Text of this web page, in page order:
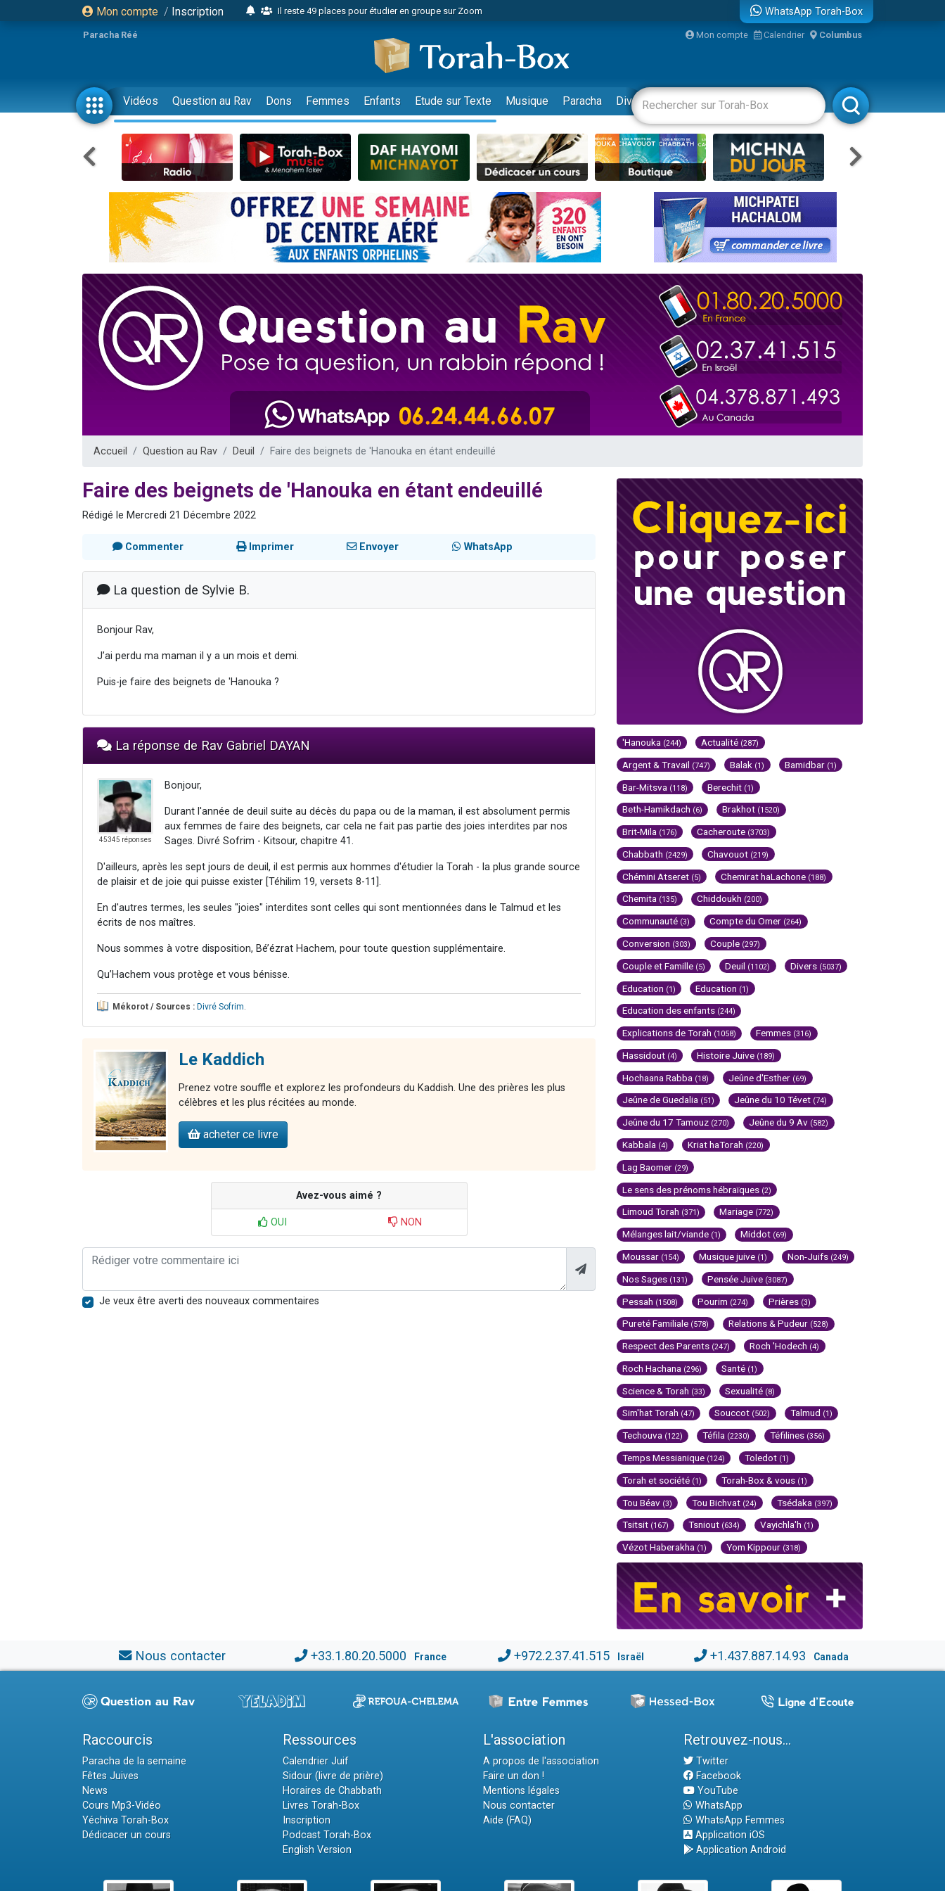
Mon compte / Inscription
Il reste 49 places pour étudier en groupe sur Zoom
2 personnes viennent de nous rejoindre sur WhatsApp
6 personnes viennent de nous rejoindre sur WhatsApp
4 personnes viennent de faire un don pour Reloger Rivka, 6 enfants, victime de violences...
2 personnes viennent de faire un don pour 1 Journée de Vacances Pour les Enfants
17 personnes viennent de demander une bénédiction
4 personnes viennent de nous rejoindre sur WhatsApp
Il reste 49 places pour étudier en groupe sur Zoom
Eva vient de donner son Maasser
4 personnes viennent de nous rejoindre sur WhatsApp
3 personnes viennent de nous rejoindre sur WhatsApp
Odaya vient de donner son Maasser
3 personnes viennent de faire un don pour 5 jours de vacances aux Orphelins
2 personnes viennent de nous rejoindre sur WhatsApp
13 personnes viennent de demander une bénédiction
Il reste 49 places pour étudier en groupe sur Zoom
12 nouvelles musiques dans Torah-Box Music
29 personnes viennent de demander une bénédiction
WhatsApp Torah-Box
Paracha Réé Mon compte Calendrier Columbus
Vidéos Question au Rav Dons Femmes Enfants Etude sur Texte Musique Paracha Divertissements Livres Rabbanim
Accueil Question au Rav Deuil Faire des beignets de 'Hanouka en étant endeuillé
Faire des beignets de 'Hanouka en étant endeuillé
Rédigé le Mercredi 21 Décembre 2022
Commenter Imprimer Envoyer WhatsApp
La question de Sylvie B.
Bonjour Rav,
J’ai perdu ma maman il y a un mois et demi.
Puis-je faire des beignets de 'Hanouka ?
La réponse de Rav Gabriel DAYAN
45345 réponses
Bonjour,
Durant l'année de deuil suite au décès du papa ou de la maman, il est absolument permis
aux femmes de faire des beignets, car cela ne fait pas partie des joies interdites par nos
Sages. Divré Sofrim - Kitsour, chapitre 41.
D'ailleurs, après les sept jours de deuil, il est permis aux hommes d'étudier la Torah - la plus grande source
de plaisir et de joie qui puisse exister [Téhilim 19, versets 8-11].
En d'autres termes, les seules "joies" interdites sont celles qui sont mentionnées dans le Talmud et les
écrits de nos maîtres.
Nous sommes à votre disposition, Bé’ézrat Hachem, pour toute question supplémentaire.
Qu’Hachem vous protège et vous bénisse.
Mékorot / Sources : Divré Sofrim
Le Kaddich
Prenez votre souffle et explorez les profondeurs du Kaddish. Une des prières les plus
célèbres et les plus récitées au monde.
acheter ce livre
Avez-vous aimé ?
OUI NON
Je veux être averti des nouveaux commentaires
'Hanouka (244) Actualité (287)
Argent & Travail (747) Balak (1) Bamidbar (1)
Bar-Mitsva (118) Berechit (1)
Beth-Hamikdach (6) Brakhot (1520)
Brit-Mila (176) Cacheroute (3703)
Chabbath (2429) Chavouot (219)
Chémini Atseret (5) Chemirat haLachone (188)
Chemita (135) Chiddoukh (200)
Communauté (3) Compte du Omer (264)
Conversion (303) Couple (297)
Couple et Famille (5) Deuil (1102) Divers (5037)
Education (1) Education (1)
Education des enfants (244)
Explications de Torah (1058) Femmes (316)
Hassidout (4) Histoire Juive (189)
Hochaana Rabba (18) Jeûne d'Esther (69)
Jeûne de Guedalia (51) Jeûne du 10 Tévet (74)
Jeûne du 17 Tamouz (270) Jeûne du 9 Av (582)
Kabbala (4) Kriat haTorah (220)
Lag Baomer (29)
Le sens des prénoms hébraïques (2)
Limoud Torah (371) Mariage (772)
Mélanges lait/viande (1) Middot (69)
Moussar (154) Musique juive (1) Non-Juifs (249)
Nos Sages (131) Pensée Juive (3087)
Pessah (1508) Pourim (274) Prières (3)
Pureté Familiale (578) Relations & Pudeur (528)
Respect des Parents (247) Roch 'Hodech (4)
Roch Hachana (296) Santé (1)
Science & Torah (33) Sexualité (8)
Sim'hat Torah (47) Souccot (502) Talmud (1)
Techouva (122) Téfila (2230) Téfilines (356)
Temps Messianique (124) Toledot (1)
Torah et société (1) Torah-Box & vous (1)
Tou Béav (3) Tou Bichvat (24) Tsédaka (397)
Tsitsit (167) Tsniout (634) Vayichla'h (1)
Vézot Haberakha (1) Yom Kippour (318)
Nous contacter +33.1.80.20.5000 France +972.2.37.41.515 Israël +1.437.887.14.93 Canada
Raccourcis
Paracha de la semaine
Fêtes Juives
News
Cours Mp3-Vidéo
Yéchiva Torah-Box
Dédicacer un cours
Ressources
Calendrier Juif
Sidour (livre de prière)
Horaires de Chabbath
Livres Torah-Box
Inscription
Podcast Torah-Box
English Version
L'association
A propos de l'association
Faire un don !
Mentions légales
Nous contacter
Aide (FAQ)
Retrouvez-nous...
Twitter
Facebook
YouTube
WhatsApp
WhatsApp Femmes
Application iOS
Application Android